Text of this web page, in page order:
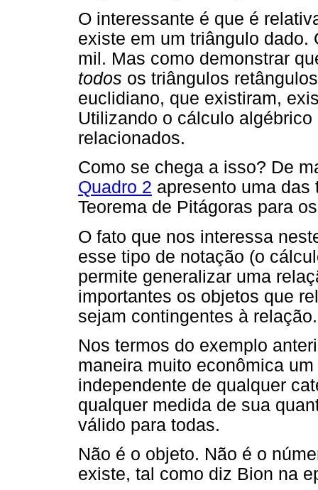
O interessante é que é
existe em um triângulo dado.
mil. Mas como demonstrar
todos os triângulos
euclidiano, que existiram,
Utilizando o cálculo
relacionados.
Como se chega a isso? De
Quadro 2 apresento uma
Teorema de Pitágoras para
O fato que nos interessa
esse tipo de notação (o
permite generalizar uma
importantes os objetos que
sejam contingentes à relação.
Nos termos do exemplo
maneira muito econômica
independente de qualquer
qualquer medida de sua
válido para todas.
Não é o objeto. Não é o
existe, tal como diz Bion na